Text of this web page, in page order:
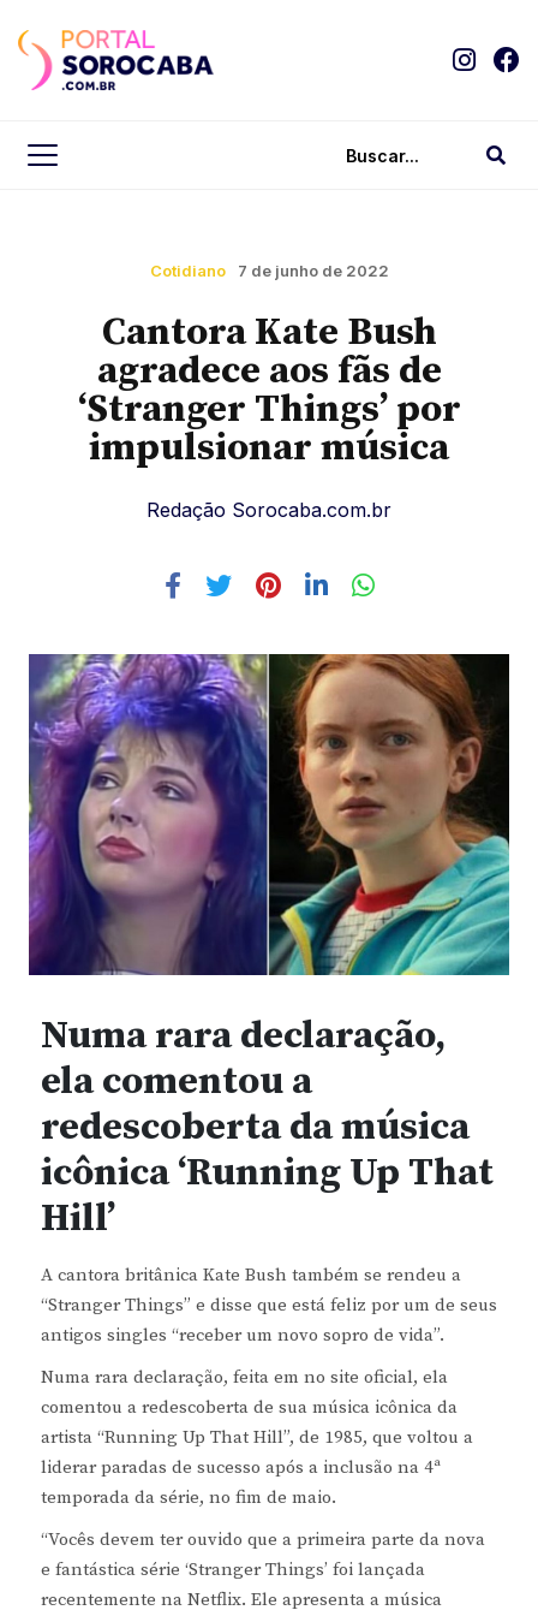
Cotidiano 7 de junho de 2022
Cantora Kate Bush
agradece aos fãs de
‘Stranger Things’ por
impulsionar música
Redação Sorocaba.com.br
Numa rara declaração,
ela comentou a
redescoberta da música
icônica ‘Running Up That
Hill’
A cantora britânica Kate Bush também se rendeu a
“Stranger Things” e disse que está feliz por um de seus
antigos singles “receber um novo sopro de vida”.
Numa rara declaração, feita em no site oficial, ela
comentou a redescoberta de sua música icônica da
artista “Running Up That Hill”, de 1985, que voltou a
liderar paradas de sucesso após a inclusão na 4ª
temporada da série, no fim de maio.
“Vocês devem ter ouvido que a primeira parte da nova
e fantástica série ‘Stranger Things’ foi lançada
recentemente na Netflix. Ele apresenta a música